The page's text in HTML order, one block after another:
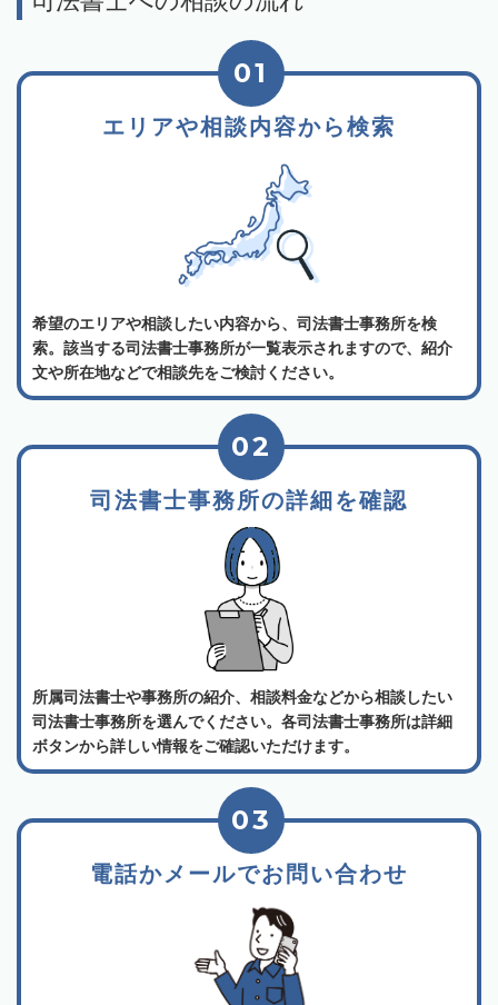
エリアや相談内容から検索
01
希望のエリアや相談したい内容から、司法書士事務所を検
索。該当する司法書士事務所が一覧表示されますので、紹介
文や所在地などで相談先をご検討ください。
司法書士事務所の詳細を確認
02
所属司法書士や事務所の紹介、相談料金などから相談したい
司法書士事務所を選んでください。各司法書士事務所は詳細
ボタンから詳しい情報をご確認いただけます。
電話かメールでお問い合わせ
03